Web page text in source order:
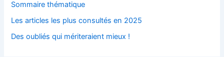
Sommaire thématique
Les articles les plus consultés en 2025
Des oubliés qui mériteraient mieux !